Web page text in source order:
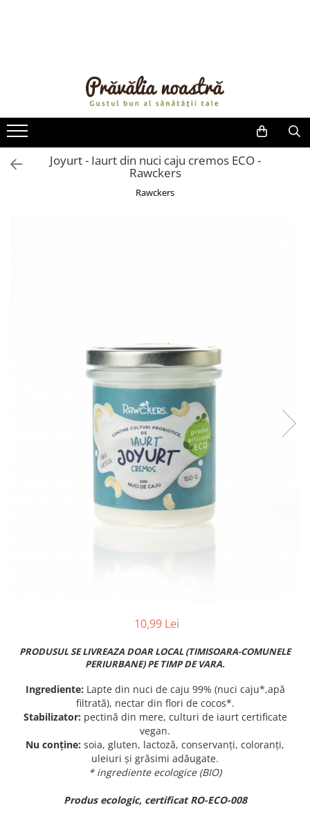
ULEIURI ȘI UNTURI
MĂSLINE
NUCI ȘI SEMINȚE
FRUCTE DESHIDRATATE
ÎNDULCITORI NATURALI / MIERE
CEAIURI GRECEȘTI
CIOCOLATĂ ȘI CACAO
PRODUSE ECO / ORGANICE
PRODUSE ROMÂNEȘTI
Joyurt - Iaurt din nuci caju cremos ECO -
Rawckers
Rawckers
10,99 Lei
PRODUSUL SE LIVREAZA DOAR LOCAL (TIMISOARA-COMUNELE
PERIURBANE) PE TIMP DE VARA.
Ingrediente: Lapte din nuci de caju 99% (nuci caju*,apă
filtrată), nectar din flori de cocos*.
Stabilizator: pectină din mere, culturi de iaurt certificate
vegan.
Nu conține: soia, gluten, lactoză, conservanți, coloranți,
uleiuri și grăsimi adăugate.
* ingrediente ecologice (BIO)
Produs ecologic, certificat RO-ECO-008